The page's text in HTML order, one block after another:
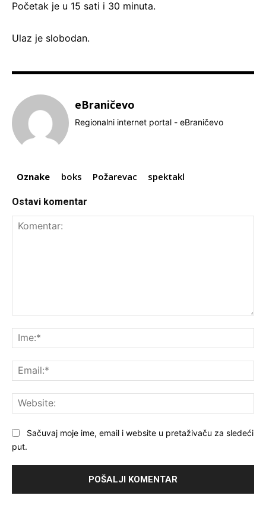
Početak je u 15 sati i 30 minuta.
Ulaz je slobodan.
eBraničevo
Regionalni internet portal - eBraničevo
Oznake boks Požarevac spektakl
Ostavi komentar
Sačuvaj moje ime, email i website u pretaživaču za sledeći
put.